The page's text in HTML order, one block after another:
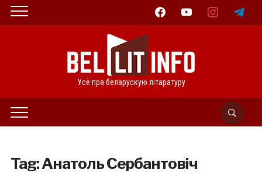
facebookyoutube instagramtelegram
Усё пра беларускую літаратуру
Tag:Анатоль Сербантовіч